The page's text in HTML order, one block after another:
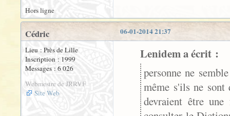
Hors ligne
06-01-2014 21:37
Cédric
Lieu : Près de Lille
Inscription : 1999
Messages : 6 026
Webmestre de JRRVF
Site Web
Lenidem a écrit :
personne ne
même s'ils ne sont
devraient être